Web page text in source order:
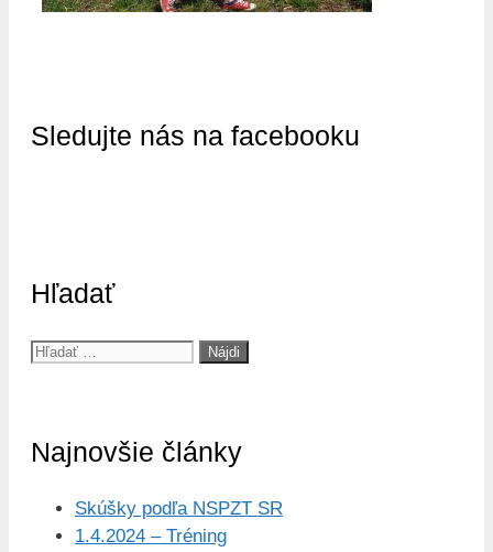
Sledujte nás na facebooku
Hľadať
Hľadať:
Najnovšie články
Skúšky podľa NSPZT SR
1.4.2024 – Tréning